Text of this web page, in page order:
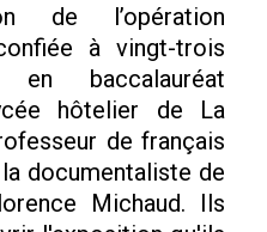
de l’opération
à vingt-trois
baccalauréat
hôtelier de La
de français
documentaliste de
Michaud. Ils